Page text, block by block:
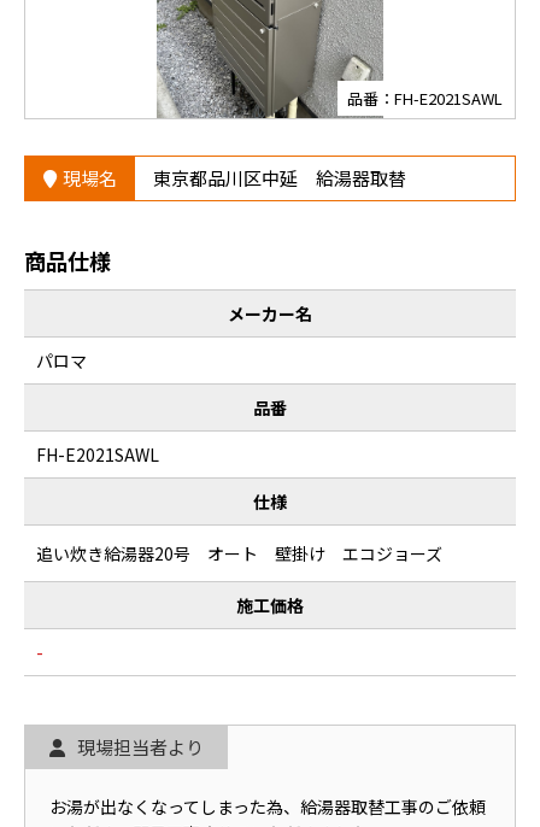
品番：FH-E2021SAWL
現場名 東京都品川区中延 給湯器取替
商品仕様
メーカー名
パロマ
品番
FH-E2021SAWL
仕様
追い炊き給湯器20号 オート 壁掛け エコジョーズ
施工価格
-
現場担当者より
お湯が出なくなってしまった為、給湯器取替工事のご依頼